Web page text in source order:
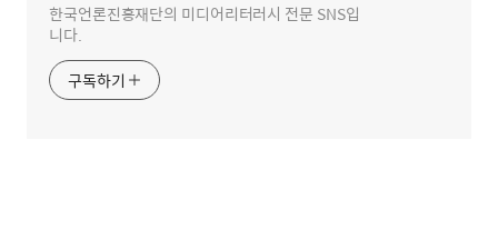
한국언론진흥재단의 미디어리터러시 전문 SNS입
니다.
구독하기